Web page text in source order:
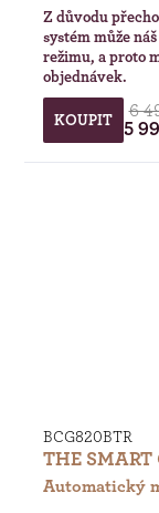
Z důvodu
systém může
režimu, a proto
objednávek.
6
5
KOUPIT
BCG820BTR
THE SMART
Automatický